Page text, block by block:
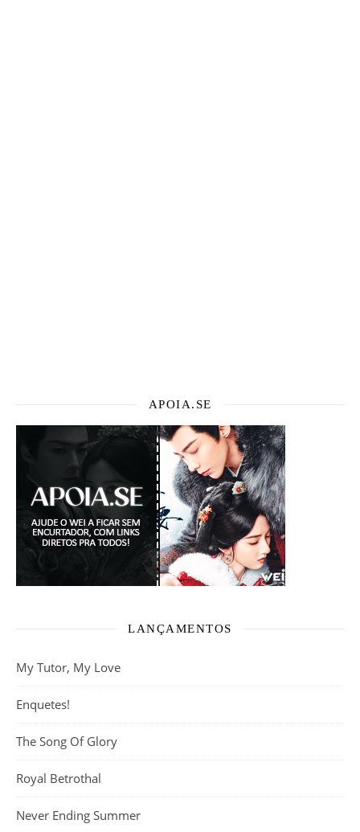
APOIA.SE
LANÇAMENTOS
My Tutor, My Love
Enquetes!
The Song Of Glory
Royal Betrothal
Never Ending Summer